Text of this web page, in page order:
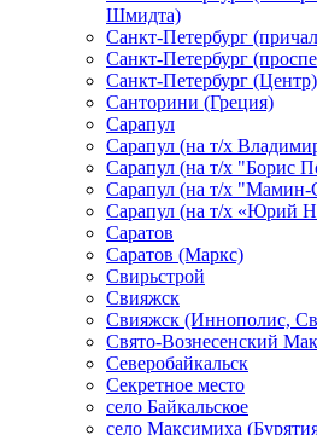
Шмидта)
Санкт-Петербург
Санкт-Петербург
Санкт-Петербург (Центр)
Санторини (Греция)
Сарапул
Сарапул (на т/х
Сарапул (на т/х "Борис
Сарапул (на т/х
Сарапул (на т/х «Юрий
Саратов
Саратов (Маркс)
Свирьстрой
Свияжск
Свияжск (Иннополис,
Свято-Вознесенский
Северобайкальск
Секретное место
село Байкальское
село Максимиха